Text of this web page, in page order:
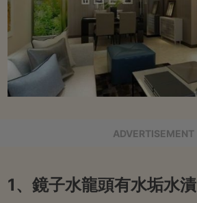
ADVERTISEMENT
1、鏡子水龍頭有水垢水漬